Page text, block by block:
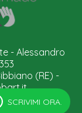
- Alessandro
(RE) -
SCRIVIMI ORA.